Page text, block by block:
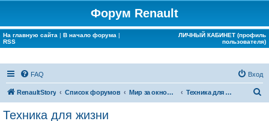
Форум Renault
На главную сайта | В начало форума |
RSS
ЛИЧНЫЙ КАБИНЕТ (профиль
пользователя)
FAQ Вход
RenaultStory Список форумов Мир за окном Renault Техника для жизни
Техника для жизни